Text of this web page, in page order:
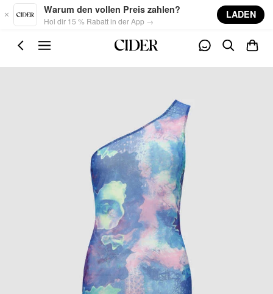
Skip to main content
Warum den vollen Preis zahlen?
Hol dir 15 % Rabatt in der App →
LADEN